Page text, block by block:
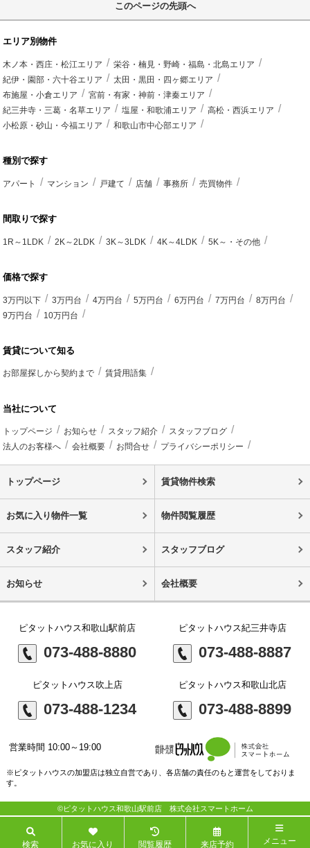
このページの先頭へ
エリア別物件
木ノ本・西庄・松江エリア
栄谷・楠見・野崎・福島・北島エリア
紀伊・園部・六十谷エリア
太田・黒田・四ヶ郷エリア
布施屋・小倉エリア
宮前・有家・神前・津秦エリア
紀三井寺・三葛・名草エリア
塩屋・和歌浦エリア
高松・西浜エリア
小松原・砂山・今福エリア
和歌山市中心部エリア
種別で探す
アパート マンション 戸建て 店舗 事務所 売買物件
間取りで探す
1R～1LDK 2K～2LDK 3K～3LDK 4K～4LDK 5K～・その他
価格で探す
3万円以下 3万円台 4万円台 5万円台 6万円台 7万円台
8万円台
9万円台
10万円台
賃貸について知る
お部屋探しから契約まで 賃貸用語集
当社について
トップページ お知らせ スタッフ紹介
スタッフブログ
法人のお客様へ
会社概要 お問合せ プライバシーポリシー
トップページ 賃貸物件検索
お気に入り物件一覧 物件閲覧履歴
スタッフ紹介 スタッフブログ
お知らせ 会社概要
ピタットハウス和歌山駅前店
073-488-8880
ピタットハウス紀三井寺店
073-488-8887
ピタットハウス吹上店
073-488-1234
ピタットハウス和歌山北店
073-488-8899
営業時間 10:00～19:00
※ピタットハウスの加盟店は独立自営であり、各店舗の責任のもと運営をしておりま
す。
©ピタットハウス和歌山駅前店 株式会社スマートホーム
検索 お気に入り 閲覧履歴 来店予約 メニュー